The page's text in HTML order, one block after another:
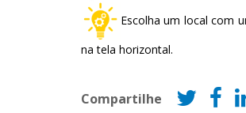
Escolha um local com
na tela horizontal.
Compartilhe